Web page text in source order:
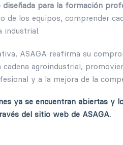
diseñada para la formación
de los equipos, comprender
industrial.
ASAGA reafirma su
cadena agroindustrial,
y a la mejora de la
ya se encuentran abiertas y
del sitio web de ASAGA.